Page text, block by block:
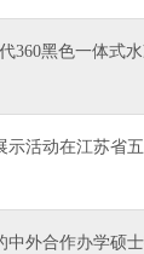
360黑色一体式
示活动在江苏省
中外合作办学硕